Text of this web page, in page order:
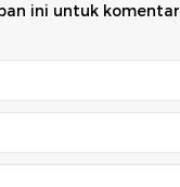
ini untuk komentar